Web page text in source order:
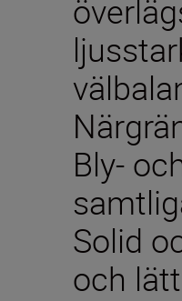
Bly-
Solid
och lätt